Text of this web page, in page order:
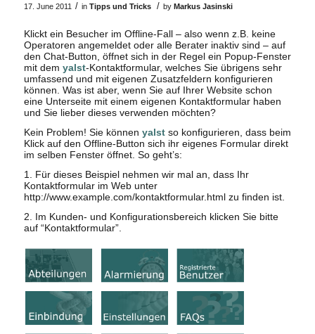
17. June 2011 / in Tipps und Tricks / by Markus Jasinski
Klickt ein Besucher im Offline-Fall – also wenn z.B. keine
Operatoren angemeldet oder alle Berater inaktiv sind – auf
den Chat-Button, öffnet sich in der Regel ein Popup-Fenster
mit dem yalst-Kontaktformular, welches Sie übrigens sehr
umfassend und mit eigenen Zusatzfeldern konfigurieren
können. Was ist aber, wenn Sie auf Ihrer Website schon
eine Unterseite mit einem eigenen Kontaktformular haben
und Sie lieber dieses verwenden möchten?
Kein Problem! Sie können yalstso konfigurieren, dass beim
Klick auf den Offline-Button sich ihr eigenes Formular direkt
im selben Fenster öffnet. So geht’s:
1. Für dieses Beispiel nehmen wir mal an, dass Ihr
Kontaktformular im Web unter
http://www.example.com/kontaktformular.html zu finden ist.
2. Im Kunden- und Konfigurationsbereich klicken Sie bitte
auf “Kontaktformular”.